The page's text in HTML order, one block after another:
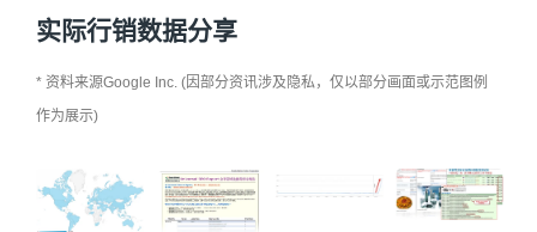
实际行销数据分享
* 资料来源Google Inc. (因部分资讯涉及隐私，仅以部分画面或示范图例
作为展示)